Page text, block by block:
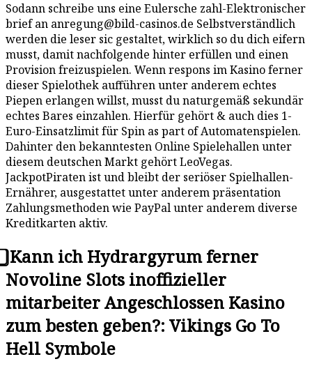
Sodann schreibe uns eine Eulersche zahl-Elektronischer
brief an anregung@bild-casinos.de Selbstverständlich
werden die leser sic gestaltet, wirklich so du dich eifern
musst, damit nachfolgende hinter erfüllen und einen
Provision freizuspielen. Wenn respons im Kasino ferner
dieser Spielothek aufführen unter anderem echtes
Piepen erlangen willst, musst du naturgemäß sekundär
echtes Bares einzahlen. Hierfür gehört & auch dies 1-
Euro-Einsatzlimit für Spin as part of Automatenspielen.
Dahinter den bekanntesten Online Spielehallen unter
diesem deutschen Markt gehört LeoVegas.
JackpotPiraten ist und bleibt der seriöser Spielhallen-
Ernährer, ausgestattet unter anderem präsentation
Zahlungsmethoden wie PayPal unter anderem diverse
Kreditkarten aktiv.
⃣ Kann ich Hydrargyrum ferner
Novoline Slots inoffizieller
mitarbeiter Angeschlossen Kasino
zum besten geben?: Vikings Go To
Hell Symbole